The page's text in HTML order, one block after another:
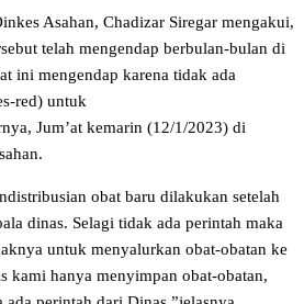
Asahan, Chadizar Siregar mengakui,
telah mengendap berbulan-bulan di
ini mengendap karena tidak ada
red) untuk
Jum’at kemarin (12/1/2023) di
obat baru dilakukan setelah
dinas. Selagi tidak ada perintah maka
untuk menyalurkan obat-obatan ke
kami hanya menyimpan obat-obatan,